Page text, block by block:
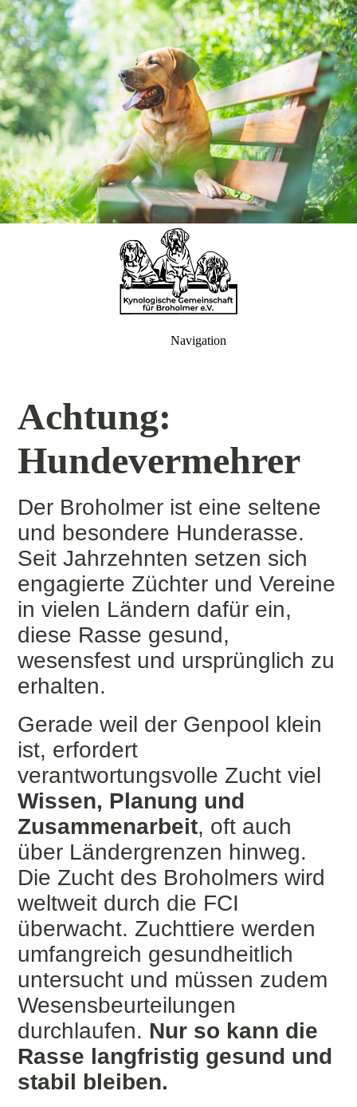
Navigation
Achtung:
Hundevermehrer
Der Broholmer ist eine seltene
und besondere Hunderasse.
Seit Jahrzehnten setzen sich
engagierte Züchter und Vereine
in vielen Ländern dafür ein,
diese Rasse gesund,
wesensfest und ursprünglich zu
erhalten.
Gerade weil der Genpool klein
ist, erfordert
verantwortungsvolle Zucht viel
Wissen, Planung und
Zusammenarbeit, oft auch
über Ländergrenzen hinweg.
Die Zucht des Broholmers wird
weltweit durch die FCI
überwacht. Zuchttiere werden
umfangreich gesundheitlich
untersucht und müssen zudem
Wesensbeurteilungen
durchlaufen. Nur so kann die
Rasse langfristig gesund und
stabil bleiben.